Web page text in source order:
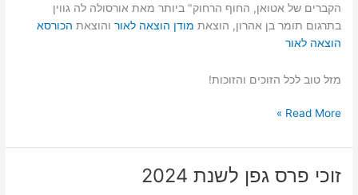
הקברים של אטואן, החוף הרחוק" ביותר מאת אורסולה לה גווין
בתרגום תומר בן אהרון, הוצאת מודן הוצאה לאור והוצאת הכורסא
הוצאה לאור
מזל טוב לכל הזוכים והזוכות!
זוכות
גפן
2025
Read More »
זוכי פרס גפן לשנת 2024